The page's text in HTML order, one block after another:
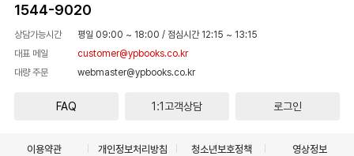
1544-9020
상담가능시간 평일 09:00 ~ 18:00 / 점심시간 12:15 ~ 13:15
대표 메일
customer@ypbooks.co.kr
대량 주문
webmaster@ypbooks.co.kr
FAQ 1:1고객상담 로그인
이용약관 개인정보처리방침 청소년보호정책 영상정보